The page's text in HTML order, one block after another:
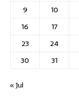
9
10
16
17
23
24
30
31
« Jul